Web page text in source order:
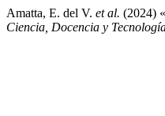
Amatta, E. del V. et al. (2024)
Ciencia, Docencia y